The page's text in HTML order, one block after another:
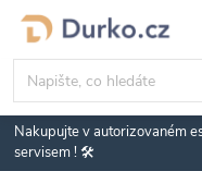
Přejít
obsah
Nakupujte v autorizovaném
servisem ! 🛠️